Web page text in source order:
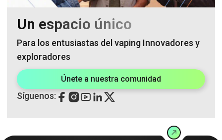
Un espacio único
Para los entusiastas del vaping Innovadores y
exploradores
Únete a nuestra comunidad
Síguenos: